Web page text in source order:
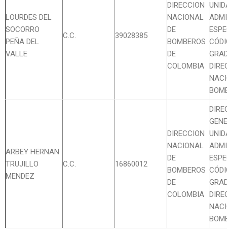
LOURDES DEL
SOCORRO
PEÑA DEL
VALLE
C.C. 39028385
DIRECCION
NACIONAL
DE
BOMBEROS
DE
COLOMBIA
ARBEY HERNAN
TRUJILLO
MENDEZ
C.C. 16860012
DIRECCION
NACIONAL
DE
BOMBEROS
DE
COLOMBIA